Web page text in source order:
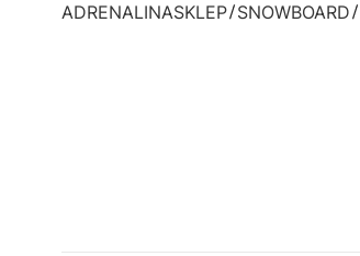
ADRENALINASKLEP SNOWBOARD